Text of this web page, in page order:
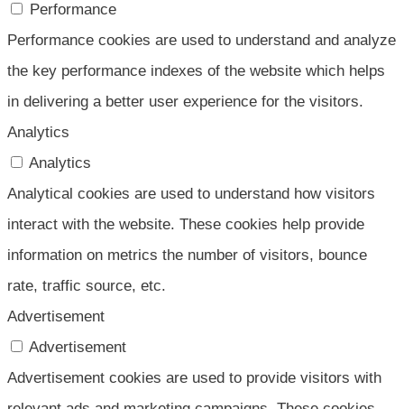
Performance
Performance cookies are used to understand and analyze
the key performance indexes of the website which helps
in delivering a better user experience for the visitors.
Analytics
Analytics
Analytical cookies are used to understand how visitors
interact with the website. These cookies help provide
information on metrics the number of visitors, bounce
rate, traffic source, etc.
Advertisement
Advertisement
Advertisement cookies are used to provide visitors with